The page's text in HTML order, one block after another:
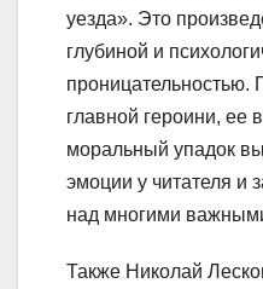
уезда». Это
глубиной и
проницательностью.
главной героини, ее
моральный упадок
эмоции у читателя и
над многими
Также Николай